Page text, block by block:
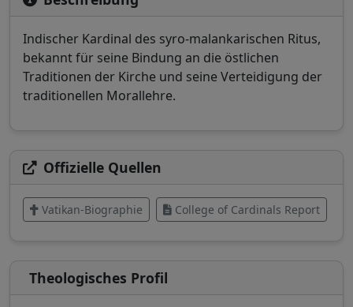
Indischer Kardinal des syro-malankarischen Ritus,
bekannt für seine Bindung an die östlichen
Traditionen der Kirche und seine Verteidigung der
traditionellen Morallehre.
Offizielle Quellen
Vatikan-Biographie College of Cardinals Report
Theologisches Profil